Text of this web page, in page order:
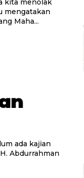
mengatakan
Maha...
Abdurrahman